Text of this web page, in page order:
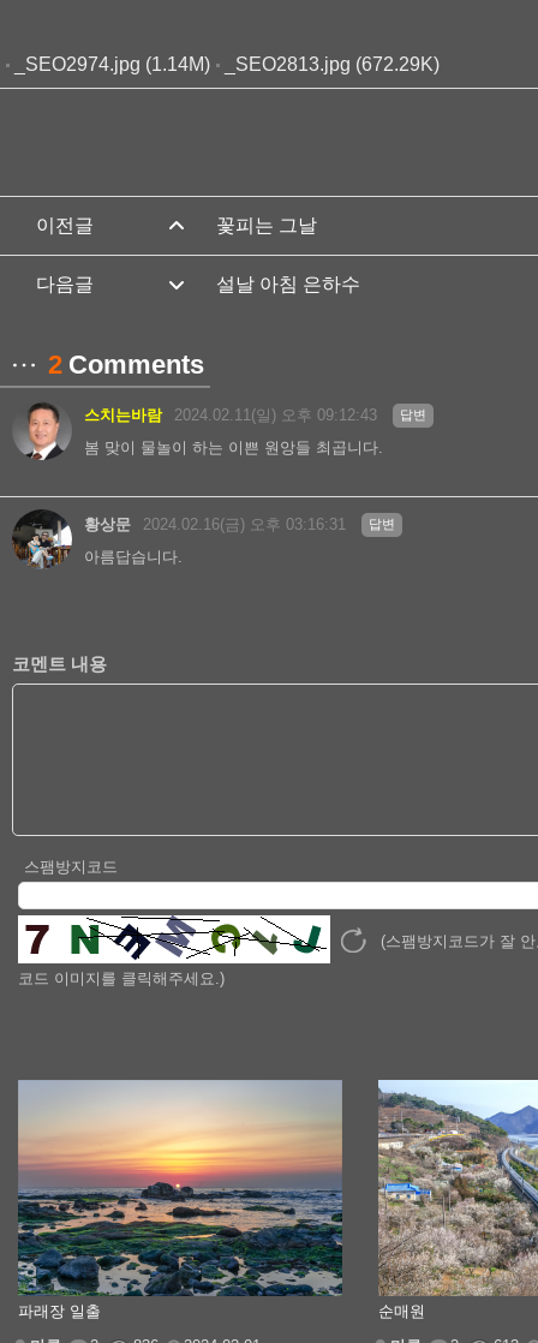
_SEO2974.jpg (1.14M) _SEO2813.jpg (672.29K)
꽃피는 그날
설날 아침 은하수
2 Comments
스치는바람 2024.02.11(일) 오후 09:12:43 답변
봄 맞이 물놀이 하는 이쁜 원앙들 최곱니다.
황상문 2024.02.16(금) 오후 03:16:31 답변
아름답습니다.
코멘트 내용
스팸방지코드
(스팸방지코드가 잘
코드 이미지를 클릭해주세요.)
파래장 일출
순매원